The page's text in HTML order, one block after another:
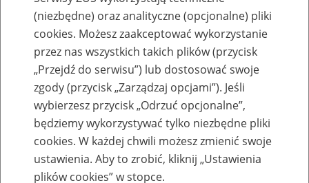
Emerytury
Baza zlikwidowanych lub
przekształconych zakładów pracy
(niezbędne) oraz analityczne (opcjonalne) pliki
cookies. Możesz zaakceptować wykorzystanie
przez nas wszystkich takich plików (przycisk
„Przejdź do serwisu”) lub dostosować swoje
zgody (przycisk „Zarządzaj opcjami”). Jeśli
wybierzesz przycisk „Odrzuć opcjonalne”,
będziemy wykorzystywać tylko niezbędne pliki
cookies. W każdej chwili możesz zmienić swoje
ustawienia. Aby to zrobić, kliknij „Ustawienia
plików cookies” w stopce.